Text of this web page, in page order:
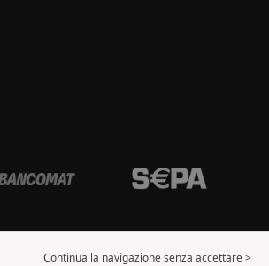
Continua la navigazione senza accettare >